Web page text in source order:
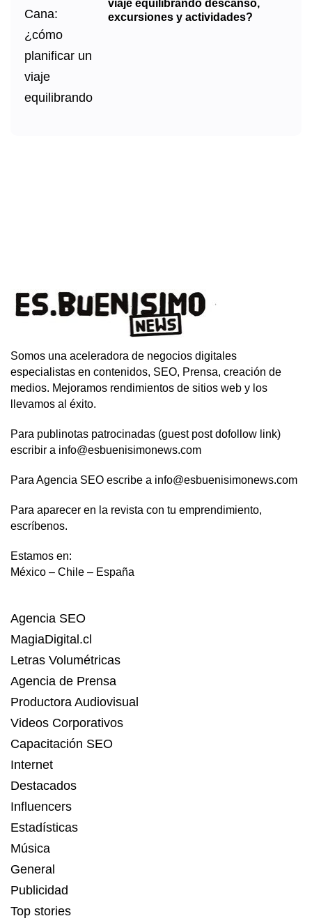
viaje equilibrando descanso,
excursiones y actividades?
Somos una aceleradora de negocios digitales
especialistas en contenidos, SEO, Prensa, creación de
medios. Mejoramos rendimientos de sitios web y los
llevamos al éxito.
Para publinotas patrocinadas (guest post dofollow link)
escribir a info@esbuenisimonews.com
Para Agencia SEO escribe a info@esbuenisimonews.com
Para aparecer en la revista con tu emprendimiento,
escríbenos.
Estamos en:
México – Chile – España
Agencia SEO
MagiaDigital.cl
Letras Volumétricas
Agencia de Prensa
Productora Audiovisual
Videos Corporativos
Capacitación SEO
Internet
Destacados
Influencers
Estadísticas
Música
General
Publicidad
Top stories